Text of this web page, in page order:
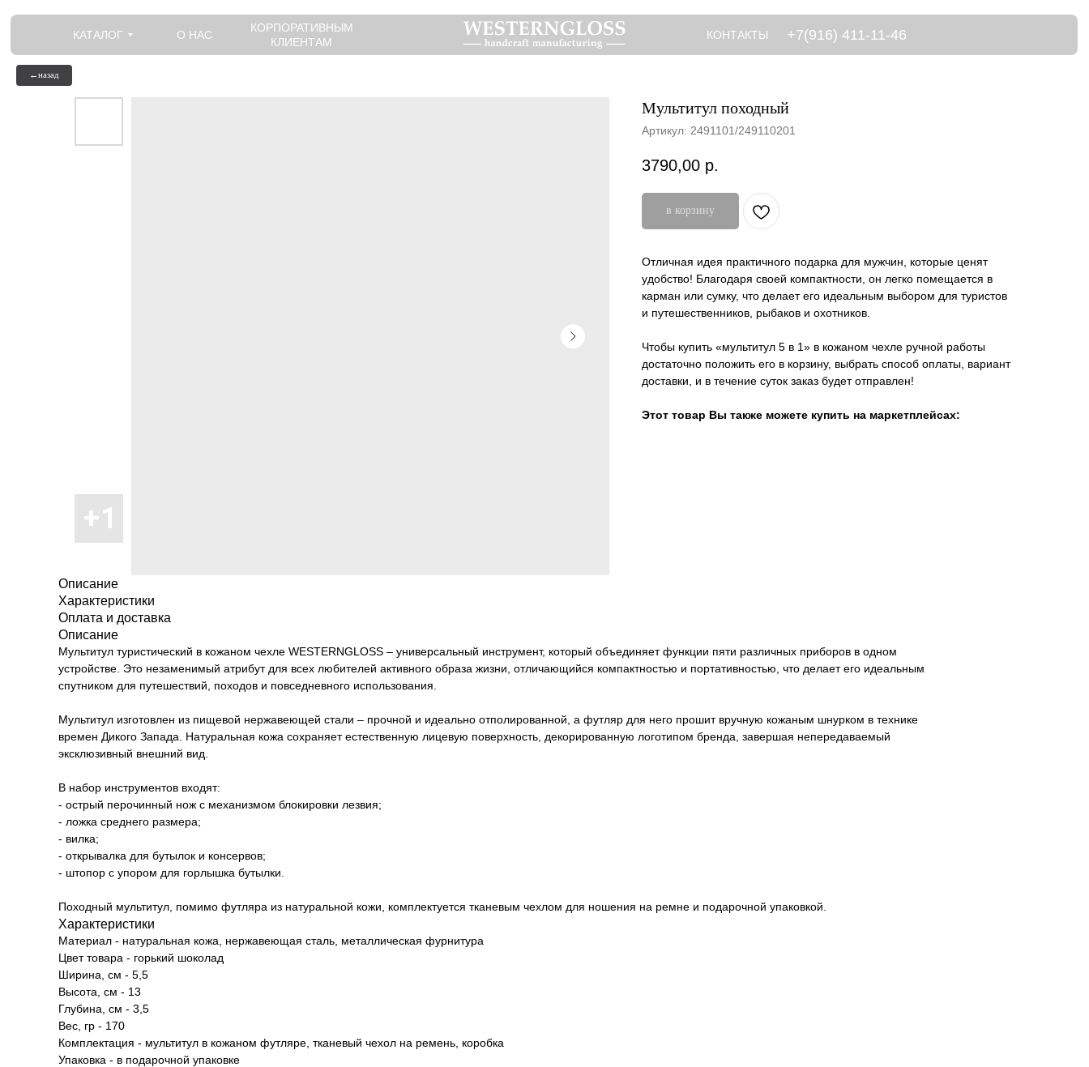
+7(916) 411-11-46
КОРПОРАТИВНЫМ
КЛИЕНТАМ
О НАС КОНТАКТЫ
КАТАЛОГ
Мультитул походный
Артикул: 2491101/249110201
3790,00 р.
в корзину
Отличная идея практичного подарка для мужчин, которые ценят
удобство! Благодаря своей компактности, он легко помещается в
карман или сумку, что делает его идеальным выбором для туристов
и путешественников, рыбаков и охотников.
Чтобы купить «мультитул 5 в 1» в кожаном чехле ручной работы
достаточно положить его в корзину, выбрать способ оплаты, вариант
доставки, и в течение суток заказ будет отправлен!
Этот товар Вы также можете купить на маркетплейсах:
Описание
Характеристики
Оплата и доставка
Описание
Мультитул туристический в кожаном чехле WESTERNGLOSS – универсальный инструмент, который объединяет функции пяти различных приборов в одном
устройстве. Это незаменимый атрибут для всех любителей активного образа жизни, отличающийся компактностью и портативностью, что делает его идеальным
спутником для путешествий, походов и повседневного использования.
Мультитул изготовлен из пищевой нержавеющей стали – прочной и идеально отполированной, а футляр для него прошит вручную кожаным шнурком в технике
времен Дикого Запада. Натуральная кожа сохраняет естественную лицевую поверхность, декорированную логотипом бренда, завершая непередаваемый
эксклюзивный внешний вид.
В набор инструментов входят:
- острый перочинный нож с механизмом блокировки лезвия;
- ложка среднего размера;
- вилка;
- открывалка для бутылок и консервов;
- штопор с упором для горлышка бутылки.
Походный мультитул, помимо футляра из натуральной кожи, комплектуется тканевым чехлом для ношения на ремне и подарочной упаковкой.
Характеристики
Материал - натуральная кожа, нержавеющая сталь, металлическая фурнитура
Цвет товара - горький шоколад
Ширина, см - 5,5
Высота, см - 13
Глубина, см - 3,5
Вес, гр - 170
Комплектация - мультитул в кожаном футляре, тканевый чехол на ремень, коробка
Упаковка - в подарочной упаковке
←назад